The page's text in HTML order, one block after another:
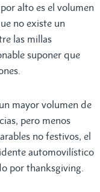
alto es el volumen
no existe un
las millas
suponer que
mayor volumen de
pero menos
no festivos, el
automovilístico
por thanksgiving.